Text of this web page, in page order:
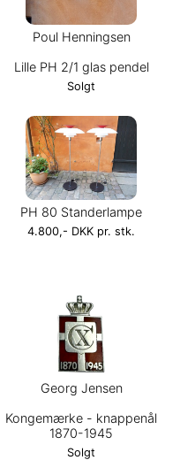
Poul Henningsen
Lille PH 2/1 glas pendel
Solgt
PH 80 Standerlampe
4.800,- DKK pr. stk.
Georg Jensen
Kongemærke - knappenål
1870-1945
Solgt